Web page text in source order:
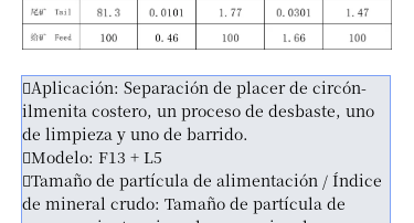
Aplicación: Separación de placer de circón-
ilmenita costero, un proceso de desbaste, uno
de limpieza y uno de barrido.
Modelo: F13 + L5
Tamaño de partícula de alimentación / Índice
de mineral crudo: Tamaño de partícula de